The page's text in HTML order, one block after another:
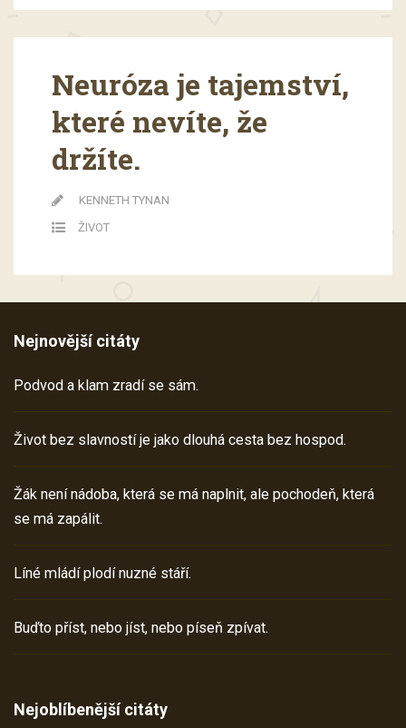
Neuróza je tajemství,
které nevíte, že
držíte.
KENNETH TYNAN
ŽIVOT
Nejnovější citáty
Podvod a klam zradí se sám.
Život bez slavností je jako dlouhá cesta bez hospod.
Žák není nádoba, která se má naplnit, ale pochodeň, která
se má zapálit.
Líné mládí plodí nuzné stáří.
Buďto příst, nebo jíst, nebo píseň zpívat.
Nejoblíbenější citáty